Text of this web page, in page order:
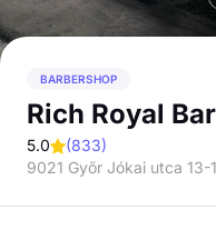
BARBERSHOP
Rich Royal
5.0 (833)
9021 Győr Jókai utca 13-